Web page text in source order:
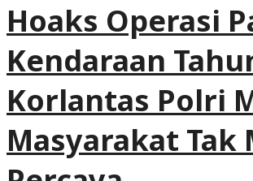
Hoaks Operasi
Kendaraan
Korlantas Polri
Masyarakat Tak